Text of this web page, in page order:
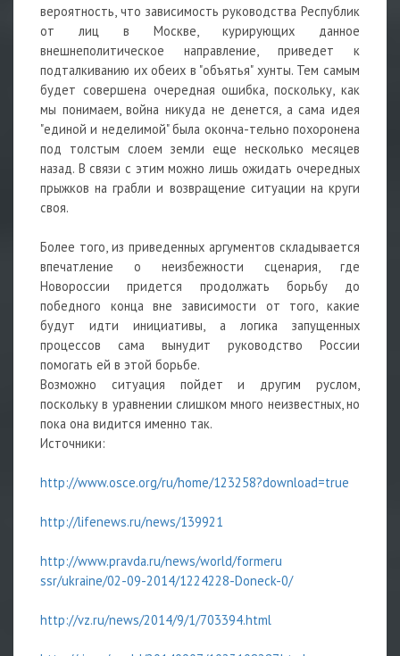
вероятность, что зависимость руководства Республик
от лиц в Москве, курирующих данное
внешнеполитическое направление, приведет к
подталкиванию их обеих в "объятья" хунты. Тем самым
будет совершена очередная ошибка, поскольку, как
мы понимаем, война никуда не денется, а сама идея
"единой и неделимой" была оконча-тельно похоронена
под толстым слоем земли еще несколько месяцев
назад. В связи с этим можно лишь ожидать очередных
прыжков на грабли и возвращение ситуации на круги
своя.
Более того, из приведенных аргументов складывается
впечатление о неизбежности сценария, где
Новороссии придется продолжать борьбу до
победного конца вне зависимости от того, какие
будут идти инициативы, а логика запущенных
процессов сама вынудит руководство России
помогать ей в этой борьбе.
Возможно ситуация пойдет и другим руслом,
поскольку в уравнении слишком много неизвестных, но
пока она видится именно так.
Источники:
http://www.osce.org/ru/home/123258?download=true
http://lifenews.ru/news/139921
http://www.pravda.ru/news/world/formeru
ssr/ukraine/02-09-2014/1224228-Doneck-0/
http://vz.ru/news/2014/9/1/703394.html